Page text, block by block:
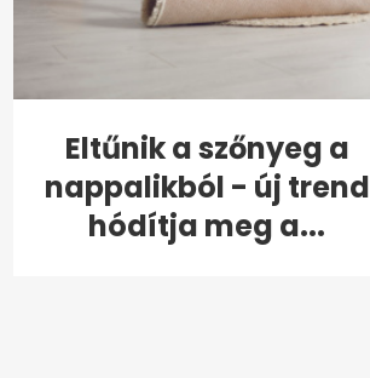
Eltűnik a szőnyeg a
nappalikból - új trend
hódítja meg a...